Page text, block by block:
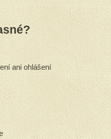
ani ohlášení